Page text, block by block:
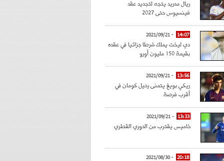
ريال مدريد يتجه لتجديد عقد
فينسيوس حتى 2027
14:07
- 2021/09/21
دي ليخت يملك شرطا جزائيا في عقده
بقيمة 150 مليون أورو
13:56
- 2021/09/21
ريكي بويغ يتمنى رحيل كومان في
أقرب فرصة
13:33
- 2021/09/21
خاميس يقترب من الدوري القطري
20:18
- 2021/08/30